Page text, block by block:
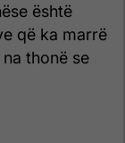
është
që ka marrë
thonë se